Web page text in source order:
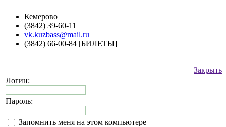
Кемерово
(3842) 39-60-11
vk.kuzbass@mail.ru
(3842) 66-00-84 [БИЛЕТЫ]
Закрыть
Логин:
Пароль:
Запомнить меня на этом компьютере